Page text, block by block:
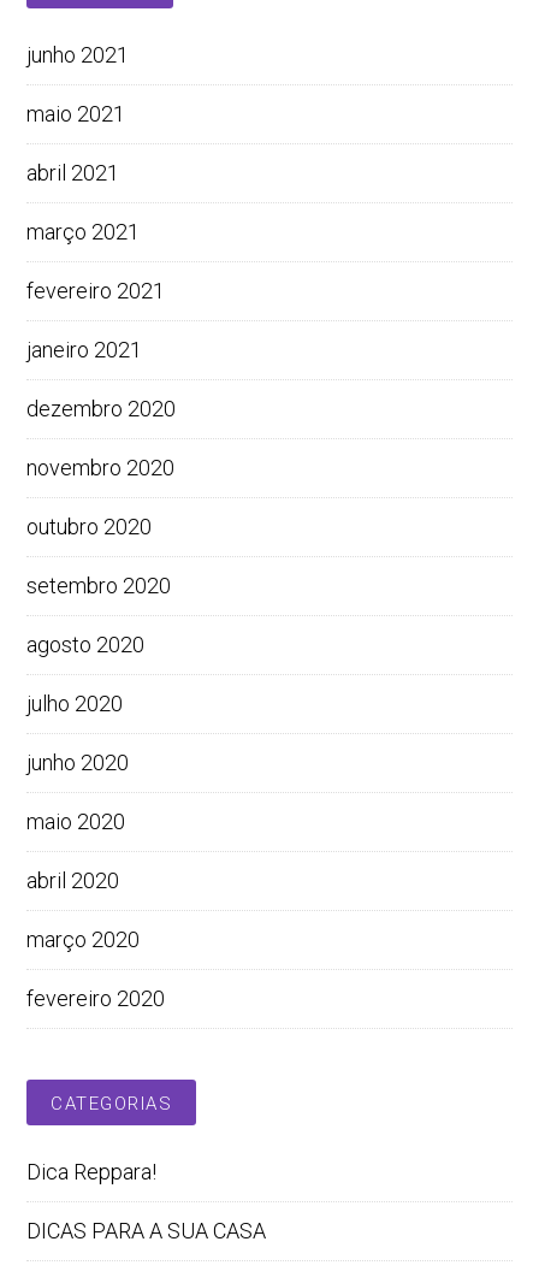
junho 2021
maio 2021
abril 2021
março 2021
fevereiro 2021
janeiro 2021
dezembro 2020
novembro 2020
outubro 2020
setembro 2020
agosto 2020
julho 2020
junho 2020
maio 2020
abril 2020
março 2020
fevereiro 2020
CATEGORIAS
Dica Reppara!
DICAS PARA A SUA CASA